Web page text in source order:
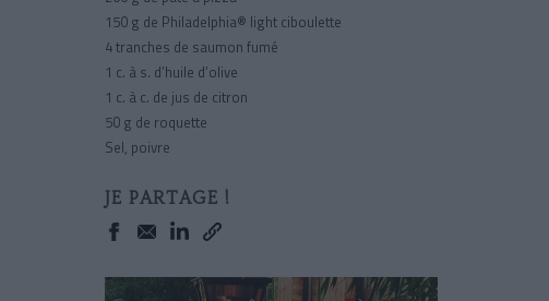
150 g de Philadelphia® light ciboulette
4 tranches de saumon fumé
1 c. à s. d’huile d’olive
1 c. à c. de jus de citron
50 g de roquette
Sel, poivre
JE PARTAGE !